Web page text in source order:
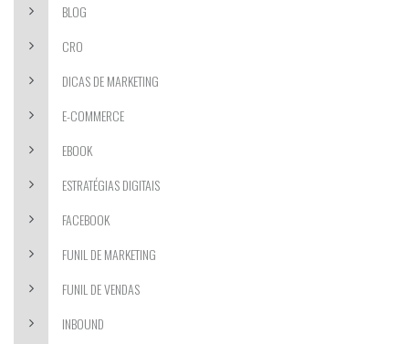
BLOG
CRO
DICAS DE MARKETING
E-COMMERCE
EBOOK
ESTRATÉGIAS DIGITAIS
FACEBOOK
FUNIL DE MARKETING
FUNIL DE VENDAS
INBOUND